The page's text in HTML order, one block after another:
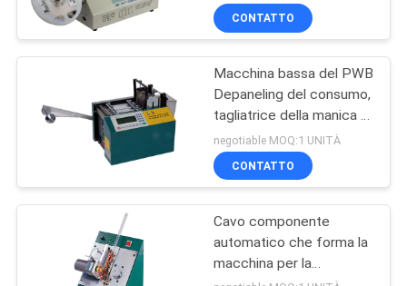
CONTROLLO
DI
CONTATTICI
RICHIEDA
CITAZIONE
Cavo componente
che forma macchina
47
contro
CONTATTO
Macchina bassa del PWB
Depaneling del consumo,
tagliatrice della manica di
C 313
negotiable MOQ:1 UNITÀ
CONTATTO
Cavo componente
automatico che forma la
macchina per la